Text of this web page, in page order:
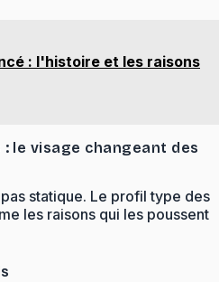
: l'histoire et les raisons
le visage changeant des
pas statique. Le profil type des
les raisons qui les poussent